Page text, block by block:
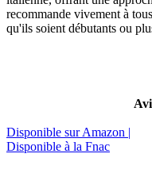
recommande vivement à
qu'ils soient débutants ou
Disponible sur Amazon |
Disponible à la Fnac